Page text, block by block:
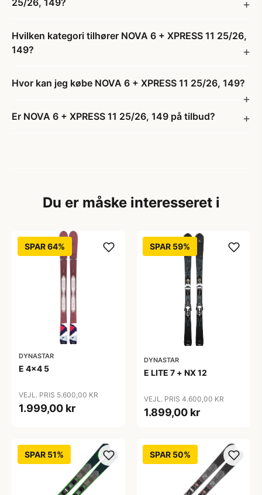
25/26, 149?
Hvilken kategori tilhører NOVA 6 + XPRESS 11 25/26,
149?
Hvor kan jeg købe NOVA 6 + XPRESS 11 25/26, 149?
Er NOVA 6 + XPRESS 11 25/26, 149 på tilbud?
Du er måske interesseret i
SPAR 64%
DYNASTAR
E 4x4 5
VEJL. PRIS 5.600,00 KR
1.999,00 kr
SPAR 59%
DYNASTAR
E LITE 7 + NX 12
VEJL. PRIS 4.600,00 KR
1.899,00 kr
SPAR 51% SPAR 50%